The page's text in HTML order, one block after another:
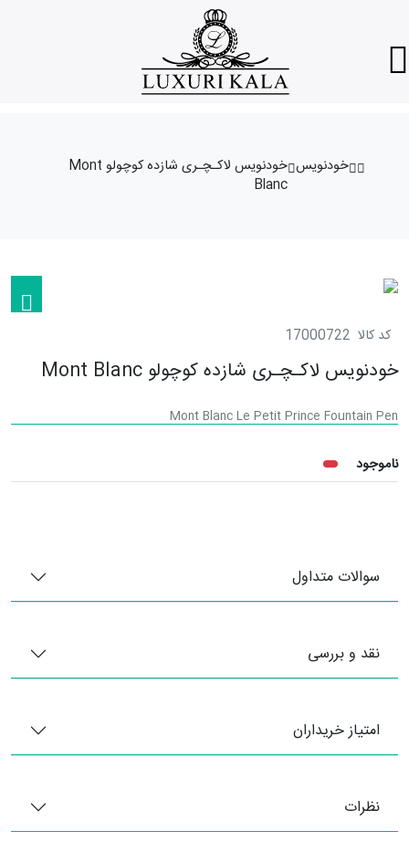
خودنویس
خودنویس لاکـچـری شازده کوچولو Mont
Blanc
کد کالا 17000722
خودنویس لاکـچـری شازده کوچولو Mont Blanc
Mont Blanc Le Petit Prince Fountain Pen
ناموجود
سوالات متداول
نقد و بررسی
امتیاز خریداران
نظرات